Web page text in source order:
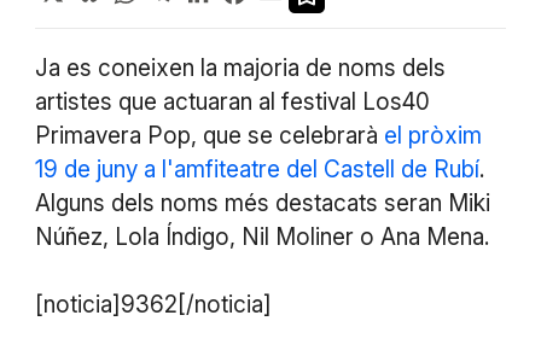
Ja es coneixen la majoria de noms dels
artistes que actuaran al festival Los40
Primavera Pop, que se celebrarà el pròxim
19 de juny a l'amfiteatre del Castell de Rubí.
Alguns dels noms més destacats seran Miki
Núñez, Lola Índigo, Nil Moliner o Ana Mena.
[noticia]9362[/noticia]